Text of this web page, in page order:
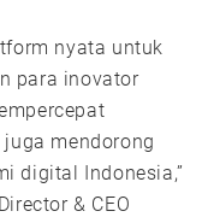
nyata untuk
para inovator
mendorong
digital Indonesia,”
& CEO